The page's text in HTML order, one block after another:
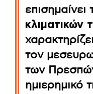
επισημαίνει
κλιματικών
τον
των
ημιερημικό